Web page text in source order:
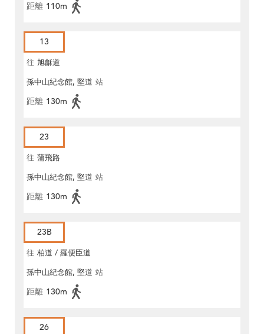
距離 110m
13
往 旭龢道
孫中山紀念館, 堅道 站
距離 130m
23
往 蒲飛路
孫中山紀念館, 堅道 站
距離 130m
23B
往 柏道 / 羅便臣道
孫中山紀念館, 堅道 站
距離 130m
26